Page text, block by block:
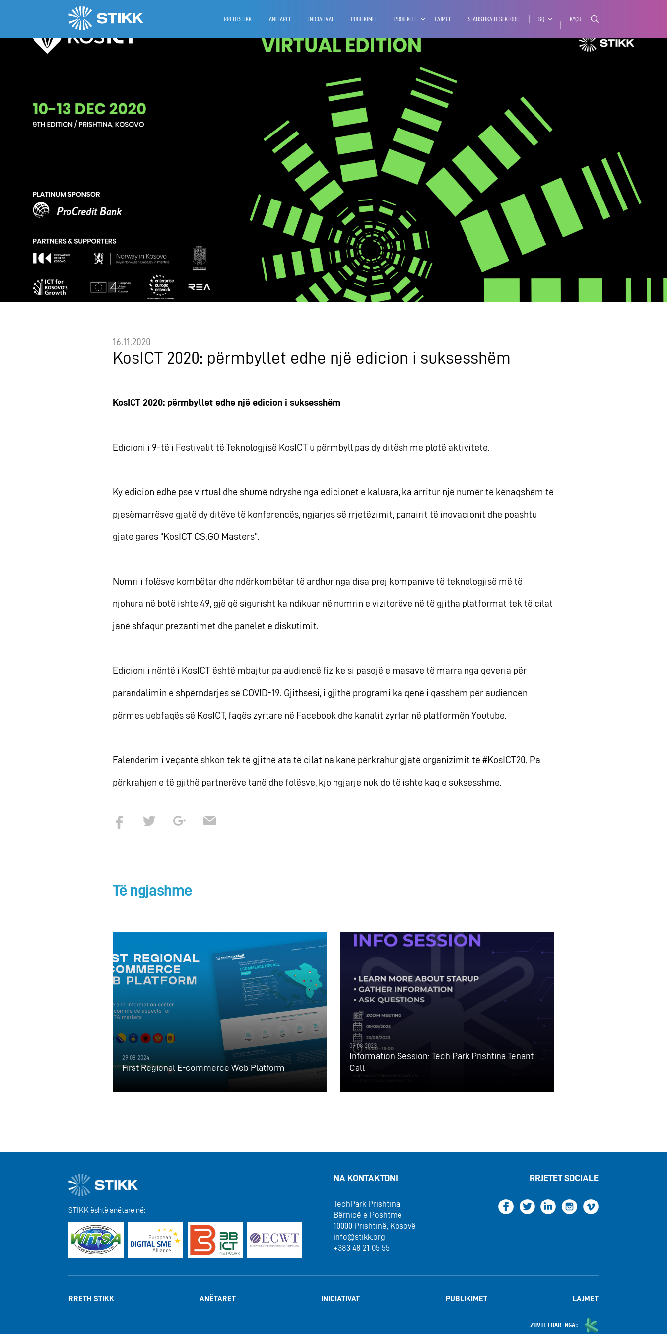
RRETH STIKK ANËTARËT INICIATIVAT PUBLIKIMET PROJEKTET LAJMET STATISTIKA TË SEKTORIT SQ KYÇU
16.11.2020
KosICT 2020: përmbyllet edhe një edicion i suksesshëm
KosICT 2020: përmbyllet edhe një edicion i suksesshëm
Edicioni i 9-të i Festivalit të Teknologjisë KosICT u përmbyll pas dy ditësh me plotë aktivitete.
Ky edicion edhe pse virtual dhe shumë ndryshe nga edicionet e kaluara, ka arritur një numër të kënaqshëm të
pjesëmarrësve gjatë dy ditëve të konferencës, ngjarjes së rrjetëzimit, panairit të inovacionit dhe poashtu
gjatë garës “KosICT CS:GO Masters”.
Numri i folësve kombëtar dhe ndërkombëtar të ardhur nga disa prej kompanive të teknologjisë më të
njohura në botë ishte 49, gjë që sigurisht ka ndikuar në numrin e vizitorëve në të gjitha platformat tek të cilat
janë shfaqur prezantimet dhe panelet e diskutimit.
Edicioni i nëntë i KosICT është mbajtur pa audiencë fizike si pasojë e masave të marra nga qeveria për
parandalimin e shpërndarjes së COVID-19. Gjithsesi, i gjithë programi ka qenë i qasshëm për audiencën
përmes uebfaqës së KosICT, faqës zyrtare në Facebook dhe kanalit zyrtar në platformën Youtube.
Falenderim i veçantë shkon tek të gjithë ata të cilat na kanë përkrahur gjatë organizimit të #KosICT20. Pa
përkrahjen e të gjithë partnerëve tanë dhe folësve, kjo ngjarje nuk do të ishte kaq e suksesshme.
Të ngjashme
29 08 2024
First Regional E-commerce Web Platform
09 08 2023
Information Session: Tech Park Prishtina Tenant
Call
STIKK është anëtare në:
NA KONTAKTONI
TechPark Prishtina
Bërnicë e Poshtme
10000 Prishtinë, Kosovë
info@stikk.org
+383 48 21 05 55
RRJETET SOCIALE
RRETH STIKK ANËTARET INICIATIVAT PUBLIKIMET LAJMET
ZHVILLUAR NGA: